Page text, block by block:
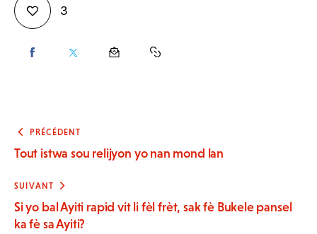
3
PRÉCÉDENT
Tout istwa sou relijyon yo nan mond lan
SUIVANT
Si yo bal Ayiti rapid vit li fèl frèt, sak fè Bukele pansel
ka fè sa Ayiti?